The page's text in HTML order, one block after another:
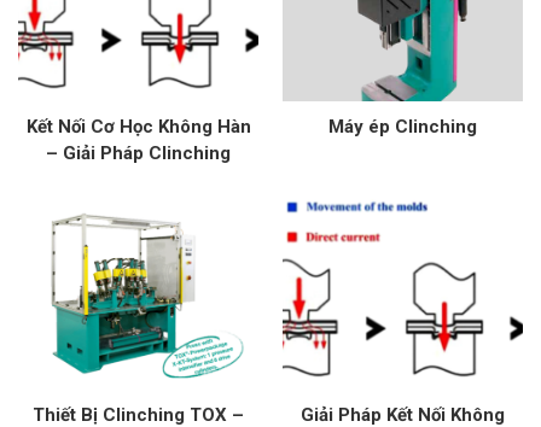
Kết Nối Cơ Học Không Hàn
– Giải Pháp Clinching
Máy ép Clinching
Thiết Bị Clinching TOX –
Giải Pháp Kết Nối Không